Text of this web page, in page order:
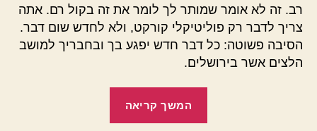
רב. זה לא אומר שמותר לך לומר את זה בקול רם. אתה
צריך לדבר רק פוליטיקלי קורקט, ולא לחדש שום דבר.
הסיבה פשוטה: כל דבר חדש יפגע בך ובחבריך למושב
הלצים אשר בירושלים.
המשך קריאה